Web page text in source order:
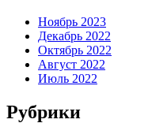
Ноябрь 2023
Декабрь 2022
Октябрь 2022
Август 2022
Июль 2022
Рубрики